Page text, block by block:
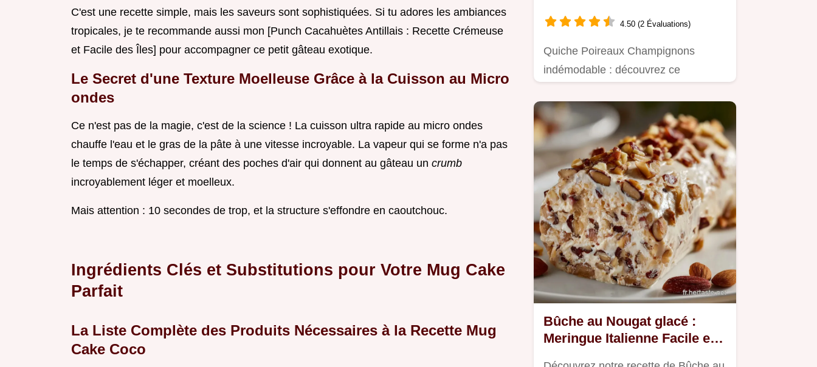
C'est une recette simple, mais les saveurs sont sophistiquées. Si tu adores les ambiances
tropicales, je te recommande aussi mon [Punch Cacahuètes Antillais : Recette Crémeuse
et Facile des Îles] pour accompagner ce petit gâteau exotique.
Le Secret d'une Texture Moelleuse Grâce à la Cuisson au Micro
ondes
Ce n'est pas de la magie, c'est de la science ! La cuisson ultra rapide au micro ondes
chauffe l'eau et le gras de la pâte à une vitesse incroyable. La vapeur qui se forme n'a pas
le temps de s'échapper, créant des poches d'air qui donnent au gâteau un crumb
incroyablement léger et moelleux.
Mais attention : 10 secondes de trop, et la structure s'effondre en caoutchouc.
Ingrédients Clés et Substitutions pour Votre Mug Cake
Parfait
La Liste Complète des Produits Nécessaires à la Recette Mug
Cake Coco
4.50 (2 Évaluations)
Quiche Poireaux Champignons
indémodable : découvrez ce
Bûche au Nougat glacé :
Meringue Italienne Facile et